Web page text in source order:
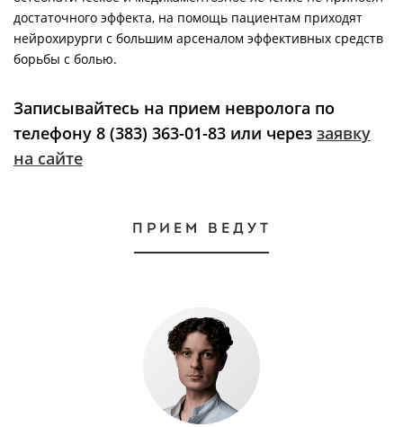
достаточного эффекта, на помощь пациентам приходят
нейрохирурги с большим арсеналом эффективных средств
борьбы с болью.
Записывайтесь на прием невролога по
телефону 8 (383) 363-01-83 или через заявку
на сайте
ПРИЕМ ВЕДУТ